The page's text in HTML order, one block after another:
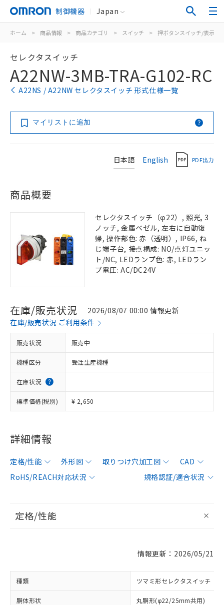
制御機器 Japan
ホーム > 商品情報 > 商品カテゴリ > スイッチ > 押ボタンスイッチ/表示灯
セレクタスイッチ
A22NW-3MB-TRA-G102-RC
A22NS / A22NW セレクタスイッチ 形式仕様一覧
マイリストに追加
日本語 English PDF出力
商品概要
セレクタスイッチ（φ22）, 照光, 3
ノッチ, 金属ベゼル, 左右に自動復
帰, 操作部色: 赤（透明）, IP66, ね
じ端子台, 接点構成: NO/点灯ユニッ
ト/NC, LEDランプ色: 赤, LEDラン
プ電圧: AC/DC24V
在庫/販売状況
2026/08/07 00:00 情報更新
在庫/販売状況 ご利用条件
販売状況 販売中
機種区分 受注生産機種
在庫状況
標準価格(税別) ¥ 2,650
詳細情報
定格/性能 外形図 取りつけ穴加工図
CAD
RoHS/REACH対応状況
規格認証/適合状況
定格/性能
情報更新：2026/05/21
種類 ツマミ形セレクタスイッチ
胴体形状 丸胴形(φ22/25mm共用)